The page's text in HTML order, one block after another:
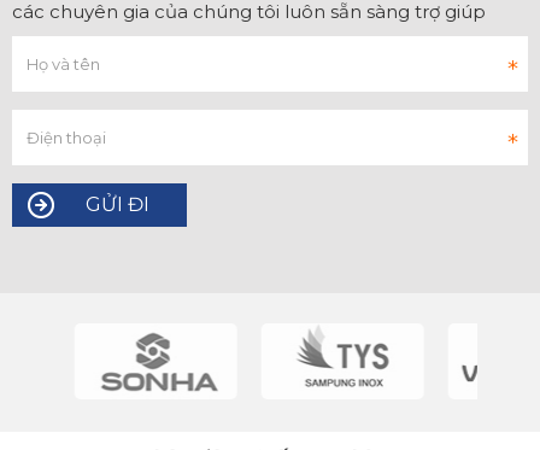
các chuyên gia của chúng tôi luôn sẵn sàng trợ giúp